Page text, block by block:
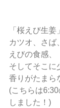
「桜えび生姜
カツオ、さば
えびの食感、
そしてそこに
香りがたまら
(こちらは
しました！)